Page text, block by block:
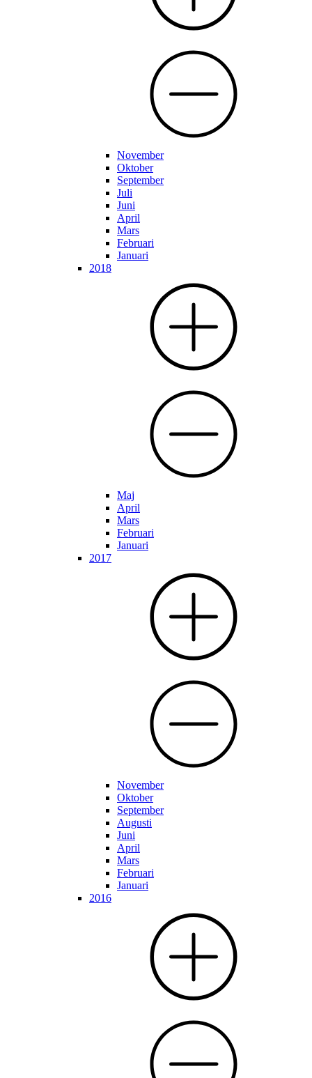
November
Oktober
September
Juli
Juni
April
Mars
Februari
Januari
2018
Maj
April
Mars
Februari
Januari
2017
November
Oktober
September
Augusti
Juni
April
Mars
Februari
Januari
2016